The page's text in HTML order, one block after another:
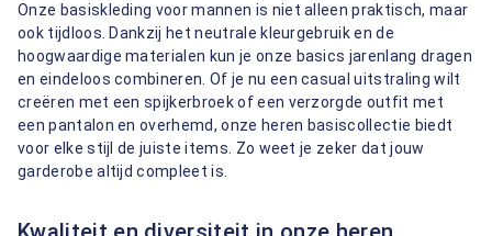
Onze basiskleding voor mannen is niet alleen praktisch, maar
ook tijdloos. Dankzij het neutrale kleurgebruik en de
hoogwaardige materialen kun je onze basics jarenlang dragen
en eindeloos combineren. Of je nu een casual uitstraling wilt
creëren met een spijkerbroek of een verzorgde outfit met
een pantalon en overhemd, onze heren basiscollectie biedt
voor elke stijl de juiste items. Zo weet je zeker dat jouw
garderobe altijd compleet is.